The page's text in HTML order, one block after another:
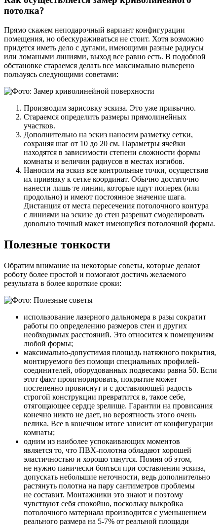
потолка?
Прямо скажем неподарочный вариант конфигурации
помещения, но обескураживаться не стоит. Хотя возможно
придется иметь дело с дугами, имеющими разные радиусы
или ломаными линиями, выход все равно есть. В подобной
обстановке стараемся делать все максимально выверено
пользуясь следующими советами:
Производим зарисовку эскиза. Это уже привычно.
Стараемся определить размеры прямолинейных
участков.
Дополнительно на эскиз наносим разметку сетки,
сохраняя шаг от 10 до 20 см. Параметры ячейки
находятся в зависимости степени сложности формы
комнаты и величин радиусов в местах изгибов.
Наносим на эскиз все контрольные точки, осуществив
их привязку к сетке координат. Обычно достаточно
нанести лишь те линии, которые идут поперек (или
продольно) и имеют постоянное значение шага.
Дистанция от места пересечения потолочного контура
с линиями на эскизе до стен разрешат смоделировать
довольно точный макет имеющейся потолочной формы.
Полезные тонкости
Обратим внимание на некоторые советы, которые делают
роботу более простой и помогают достичь желаемого
результата в более короткие сроки:
использование лазерного дальномера в разы сократит
работы по определению размеров стен и других
необходимых расстояний. Это относится к помещениям
любой формы;
максимально-допустимая площадь натяжного покрытия,
монтируемого без помощи специальных профилей-
соединителей, оборудованных подвесами равна 50. Если
этот факт проигнорировать, покрытие может
постепенно провиснут и с доставляющей радость
строгой конструкции превратится в, такое себе,
отягощающее сердце зрелище. Гарантии на провисания
конечно никто не дает, но вероятность этого очень
велика. Все в конечном итоге зависит от конфигурации
комнаты;
одним из наиболее успокаивающих моментов
является то, что ПВХ-полотна обладают хорошей
эластичностью и хорошо тянутся. Помня об этом,
не нужно панически бояться при составлении эскиза,
допускать небольшие неточности, ведь дополнительно
растянуть полотна на пару сантиметров проблемы
не составит. Монтажники это знают и поэтому
чувствуют себя спокойно, поскольку выкройка
потолочного материала производится с уменьшением
реального размера на 5-7% от реальной площади